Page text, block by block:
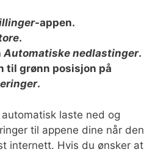
-appen.
.
Automatiske nedlastinger.
til grønn posisjon på
.
laste ned og
til appene dine når den
internett. Hvis du ønsker at